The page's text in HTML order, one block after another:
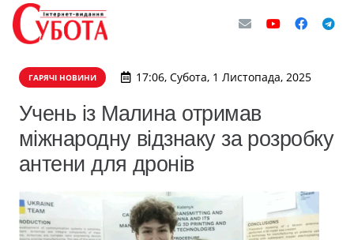
ГАРЯЧІ НОВИНИ 17:06, Субота, 1 Листопада, 2025
Учень із Малина отримав
міжнародну відзнаку за розробку
антени для дронів